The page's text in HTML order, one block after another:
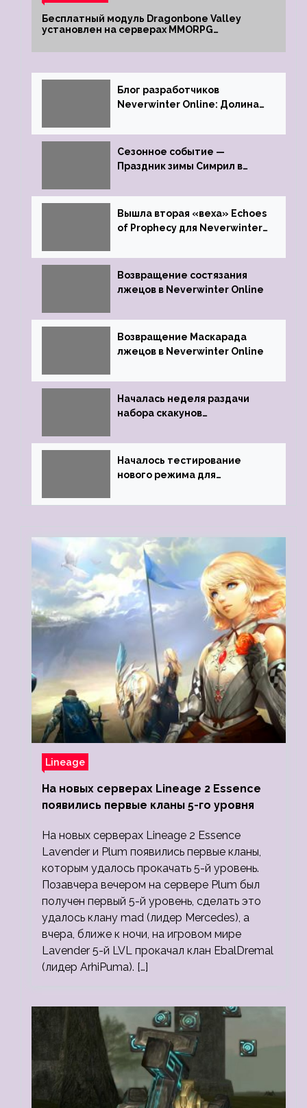
Бесплатный модуль Dragonbone Valley
установлен на серверах MMORPG
Блог разработчиков
Neverwinter Online: Долина
Сезонное событие —
Праздник зимы Симрил в
Вышла вторая «веха» Echoes
of Prophecy для Neverwinter
Возвращение состязания
лжецов в Neverwinter Online
Возвращение Маскарада
лжецов в Neverwinter Online
Началась неделя раздачи
набора скакунов
Началось тестирование
нового режима для
online
Lineage
На новых серверах Lineage 2 Essence
появились первые кланы 5-го уровня
На новых серверах Lineage 2 Essence
Lavender и Plum появились первые кланы,
которым удалось прокачать 5-й уровень.
Позавчера вечером на сервере Plum был
получен первый 5-й уровень, сделать это
удалось клану mad (лидер Mercedes), а
вчера, ближе к ночи, на игровом мире
Lavender 5-й LVL прокачал клан EbalDremal
(лидер ArhiPuma). […]